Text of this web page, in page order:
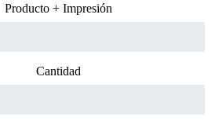
Producto + Impresión
Cantidad